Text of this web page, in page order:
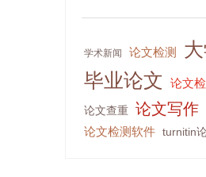
学术新闻 论文检测
毕业论文
论文
论文查重 论文写作
论文检测软件 turnitin